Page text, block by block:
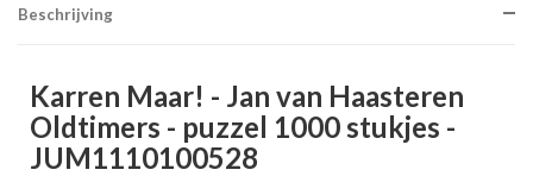
Beschrijving
Karren Maar! - Jan van Haasteren
Oldtimers - puzzel 1000 stukjes -
JUM1110100528